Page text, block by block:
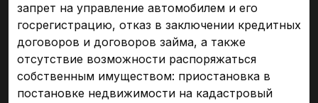
запрет на управление автомобилем и его
госрегистрацию, отказ в заключении кредитных
договоров и договоров займа, а также
отсутствие возможности распоряжаться
собственным имуществом: приостановка в
постановке недвижимости на кадастровый